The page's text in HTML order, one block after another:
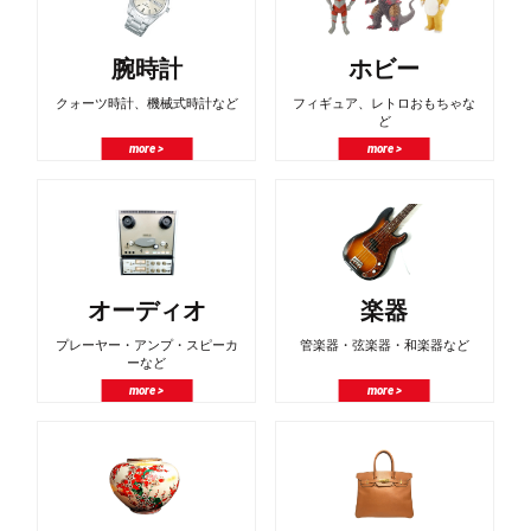
腕時計
クォーツ時計、機械式時計など
more >
ホビー
フィギュア、レトロおもちゃな
ど
more >
オーディオ
プレーヤー・アンプ・スピーカ
ーなど
more >
楽器
管楽器・弦楽器・和楽器など
more >